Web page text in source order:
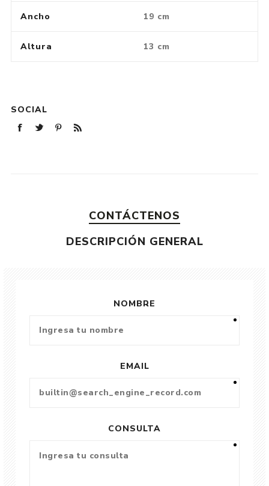
Ancho 19 cm
Altura 13 cm
SOCIAL
CONTÁCTENOS
DESCRIPCIÓN GENERAL
NOMBRE
EMAIL
CONSULTA